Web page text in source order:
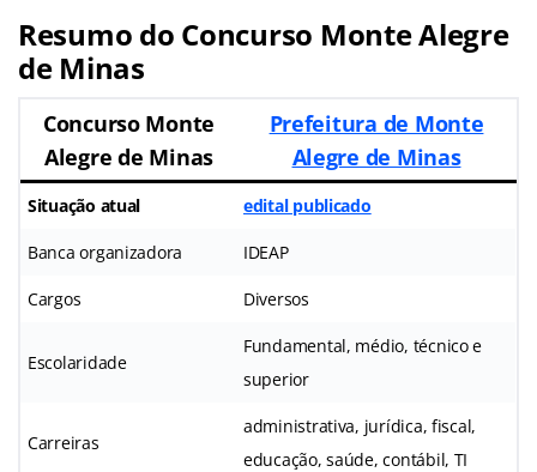
Resumo do Concurso Monte Alegre
de Minas
Concurso Monte
Alegre de Minas
Prefeitura de Monte
Alegre de Minas
Situação atual edital publicado
Banca organizadora IDEAP
Cargos Diversos
Escolaridade
Fundamental, médio, técnico e
superior
Carreiras
administrativa, jurídica, fiscal,
educação, saúde, contábil, TI